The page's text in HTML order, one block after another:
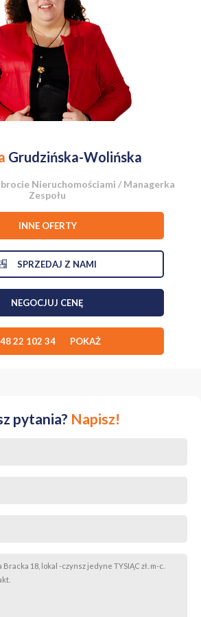
Grudzińska-Wolińska
Nieruchomościami / Managerka
Zespołu
INNE OFERTY
SPRZEDAJ Z NAMI
NEGOCJUJ CENĘ
22 102 34 POKAŻ
pytania? Napisz!